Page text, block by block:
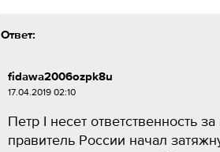
Ответ:
fidawa2006ozpk8u
17.04.2019 02:10
Петр I несет ответственность
правитель России начал